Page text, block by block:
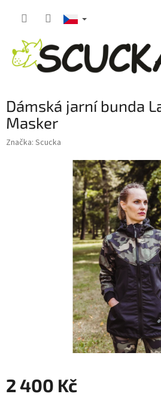
Dámská jarní bunda
Masker
Značka: Scucka
2 400 Kč